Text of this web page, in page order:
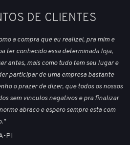
DE CLIENTES
a compra que eu realizei, pra mim e
ter conhecido essa determinada loja,
antes, mais como tudo tem seu lugar e
participar de uma empresa bastante
o prazer de dizer, que todos os nossos
sem vinculos negativos e pra finalizar
abraco e espero sempre esta com
PI